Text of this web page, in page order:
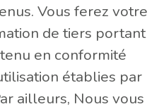
Vous ferez votre
de tiers portant
en conformité
établies par
ailleurs, Nous vous